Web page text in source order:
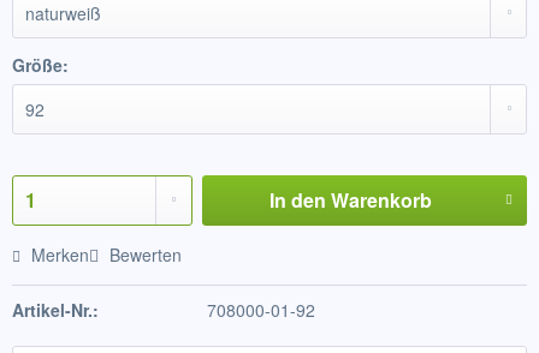
Größe:
In den Warenkorb
Merken Bewerten
Artikel-Nr.: 708000-01-92